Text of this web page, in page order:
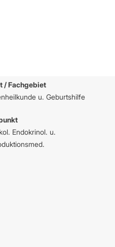
/ Fachgebiet
u. Geburtshilfe
Endokrinol. u.